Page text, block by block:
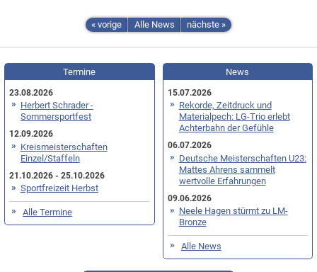
« vorige Alle News nächste »
Termine
23.08.2026
Herbert Schrader -
Sommersportfest
12.09.2026
Kreismeisterschaften
Einzel/Staffeln
21.10.2026 - 25.10.2026
Sportfreizeit Herbst
Alle Termine
News
15.07.2026
Rekorde, Zeitdruck und
Materialpech: LG-Trio erlebt
Achterbahn der Gefühle
06.07.2026
Deutsche Meisterschaften U23:
Mattes Ahrens sammelt
wertvolle Erfahrungen
09.06.2026
Neele Hagen stürmt zu LM-
Bronze
Alle News